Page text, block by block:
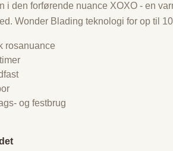
i den forførende nuance XOXO - en
Wonder Blading teknologi for op til
rosanuance
og festbrug